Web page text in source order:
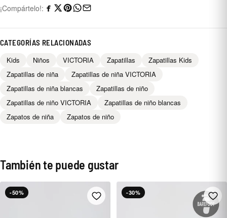
¡Compártelo!:
CATEGORÍAS RELACIONADAS
Kids Niños VICTORIA Zapatillas
Zapatillas Kids
Zapatillas de niña
Zapatillas de niña VICTORIA
Zapatillas de niña blancas
Zapatillas de niño
Zapatillas de niño VICTORIA
Zapatillas de niño blancas
Zapatos de niña
Zapatos de niño
También te puede gustar
-50% -30%